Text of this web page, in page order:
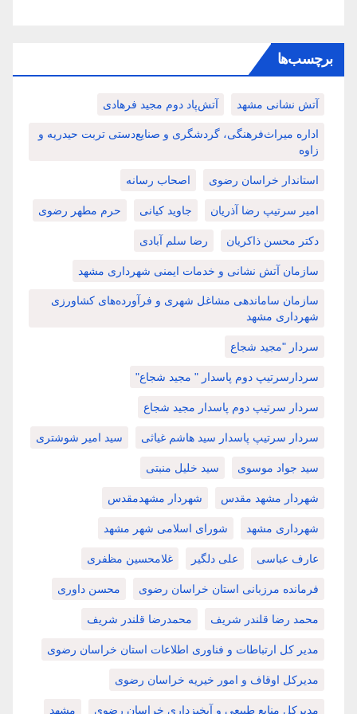
برچسب‌ها
آتش نشانی مشهد آتش‌پاد دوم مجید فرهادی
اداره میراث‌فرهنگی، گردشگری و صنایع‌دستی تربت حیدریه و
زاوه
استاندار خراسان رضوی اصحاب رسانه
امیر سرتیپ رضا آذریان جاوید کیانی حرم مطهر رضوی
دکتر محسن ذاکریان رضا سلم آبادی
سازمان آتش نشانی و خدمات ایمنی شهرداری مشهد
سازمان ساماندهی مشاغل شهری و فرآورده‌های کشاورزی
شهرداری مشهد
سردار "مجید شجاع
سردارسرتیپ دوم پاسدار " مجید شجاع"
سردار سرتیپ دوم پاسدار مجید شجاع
سردار سرتیپ پاسدار سید هاشم غیاثی سید امیر شوشتری
سید جواد موسوی سید خلیل منبتی
شهردار مشهد مقدس شهردار مشهدمقدس
شهرداری مشهد شورای اسلامی شهر مشهد
عارف عباسی علی دلگیر غلامحسین مظفری
فرمانده مرزبانی استان خراسان رضوی محسن داوری
محمد رضا قلندر شریف محمدرضا قلندر شریف
مدیر کل ارتباطات و فناوری اطلاعات استان خراسان رضوی
مدیرکل اوقاف و امور خیریه خراسان رضوی
مدیرکل منابع طبیعی و آبخیزداری خراسان رضوی مشهد